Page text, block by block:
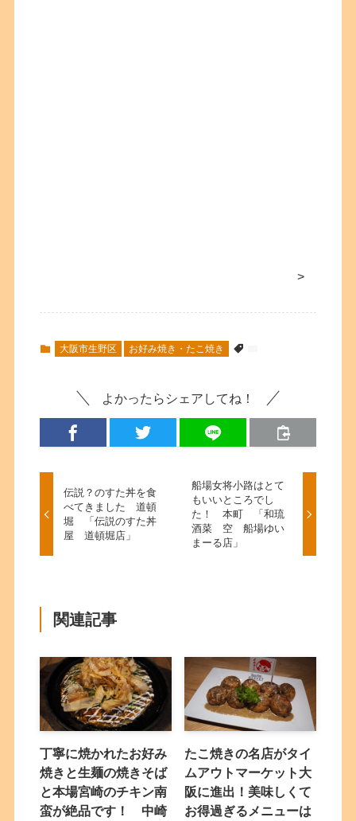
>
大阪市生野区 お好み焼き・たこ焼き
よかったらシェアしてね！
伝説？のすた丼を食
べてきました 道頓
堀 「伝説のすた丼
屋 道頓堀店」
船場女将小路はとて
もいいところでし
た！ 本町 「和琉
酒菜 空 船場ゆい
まーる店」
関連記事
丁寧に焼かれたお好み
焼きと生麺の焼きそば
と本場宮崎のチキン南
蛮が絶品です！ 中崎
たこ焼きの名店がタイ
ムアウトマーケット大
阪に進出！美味しくて
お得過ぎるメニューは